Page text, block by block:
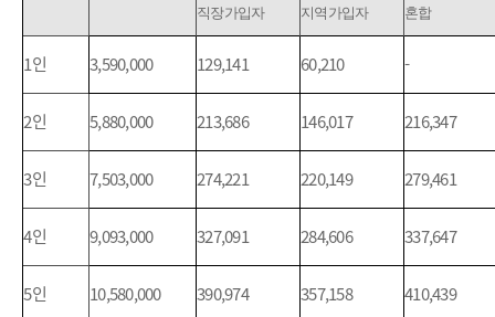
직장가입자 지역가입자 혼합
1인 3,590,000 129,141 60,210 -
2인 5,880,000 213,686 146,017 216,347
3인 7,503,000 274,221 220,149 279,461
4인 9,093,000 327,091 284,606 337,647
5인 10,580,000 390,974 357,158 410,439